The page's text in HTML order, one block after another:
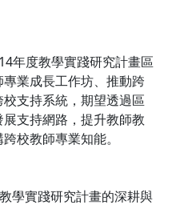
年度教學實踐研究計畫區
業成長工作坊、推動跨
支持系統，期望透過區
支持網路，提升教師教
校教師專業知能。
學實踐研究計畫的深耕與